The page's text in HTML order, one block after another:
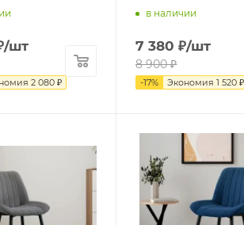
/шт
2 080₽
в наличии
7 380 ₽/шт
8 900₽
-17% Экономия 1 520 ₽